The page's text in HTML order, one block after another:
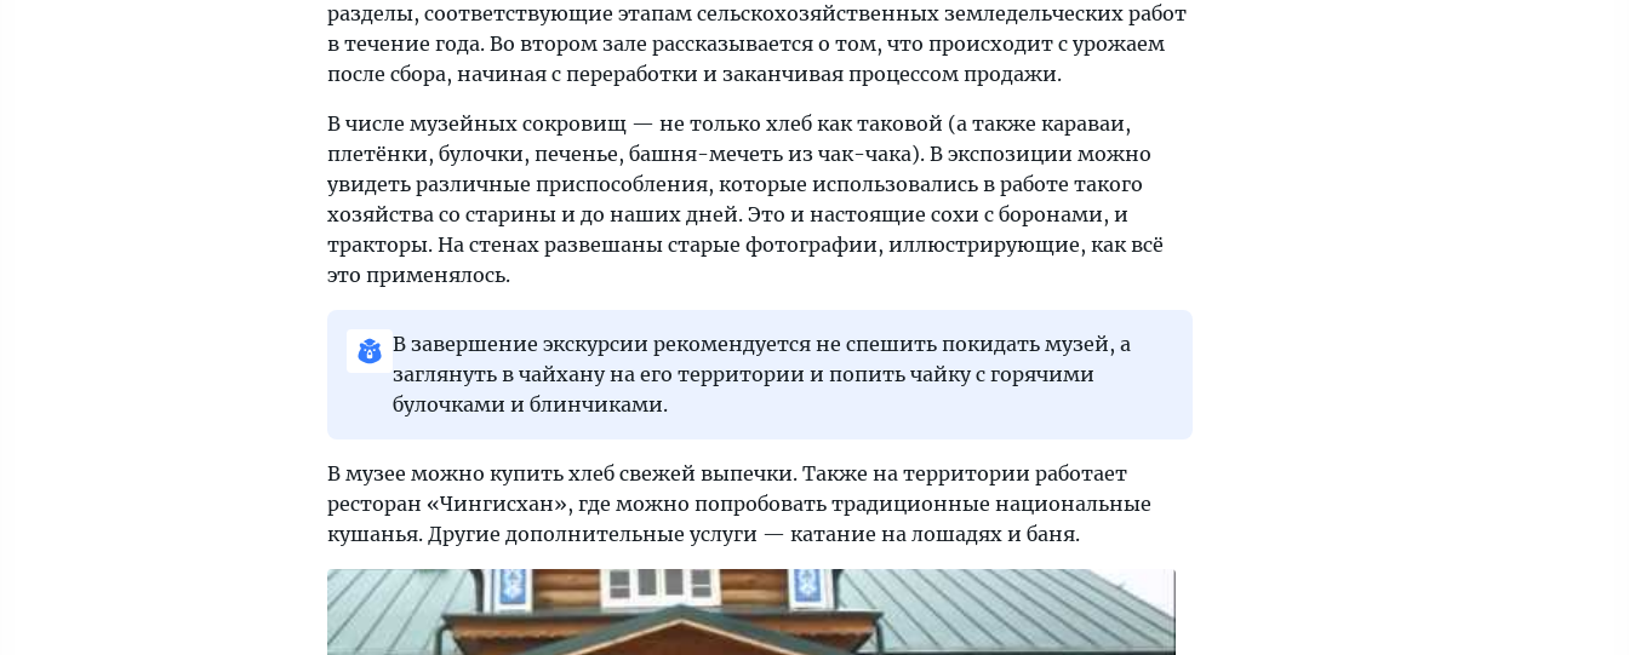
разделы, соответствующие этапам сельскохозяйственных земледельческих работ
в течение года. Во втором зале рассказывается о том, что происходит с урожаем
после сбора, начиная с переработки и заканчивая процессом продажи.
В числе музейных сокровищ — не только хлеб как таковой (а также караваи,
плетёнки, булочки, печенье, башня-мечеть из чак-чака). В экспозиции можно
увидеть различные приспособления, которые использовались в работе такого
хозяйства со старины и до наших дней. Это и настоящие сохи с боронами, и
тракторы. На стенах развешаны старые фотографии, иллюстрирующие, как всё
это применялось.
В завершение экскурсии рекомендуется не спешить покидать музей, а
заглянуть в чайхану на его территории и попить чайку с горячими
булочками и блинчиками.
В музее можно купить хлеб свежей выпечки. Также на территории работает
ресторан «Чингисхан», где можно попробовать традиционные национальные
кушанья. Другие дополнительные услуги — катание на лошадях и баня.